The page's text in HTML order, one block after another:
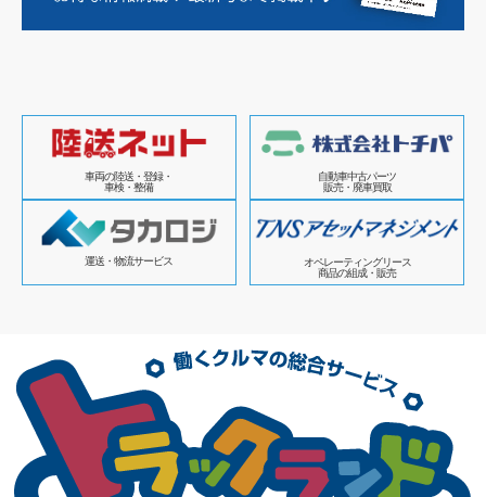
車両の陸送・登録・
車検・整備
自動車中古パーツ
販売・廃車買取
運送・物流サービス
オペレーティングリース
商品の組成・販売